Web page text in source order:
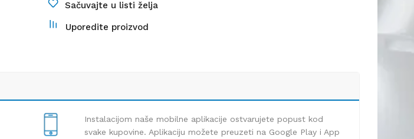
Sačuvajte u listi želja
Uporedite proizvod
Instalacijom naše mobilne aplikacije ostvarujete popust kod
svake kupovine. Aplikaciju možete preuzeti na Google Play i App